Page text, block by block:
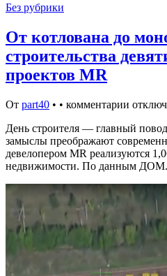
Без рубрики
От котлована до
строительства
проектов MR
От part40 • • комментарии
День строителя — главный
замыслы преображают
девелопером MR реализуются
недвижимости. По данным